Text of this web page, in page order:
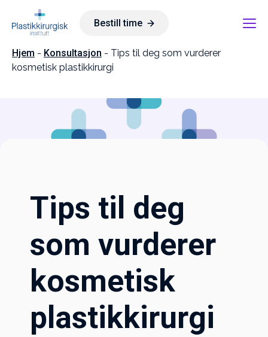
Bestill time
Hjem - Konsultasjon - Tips til deg som vurderer
kosmetisk plastikkirurgi
Tips til deg
som vurderer
kosmetisk
plastikkirurgi